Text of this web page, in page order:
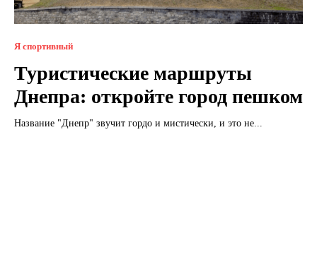
Я спортивный
Туристические маршруты
Днепра: откройте город пешком
Название "Днепр" звучит гордо и мистически, и это не...